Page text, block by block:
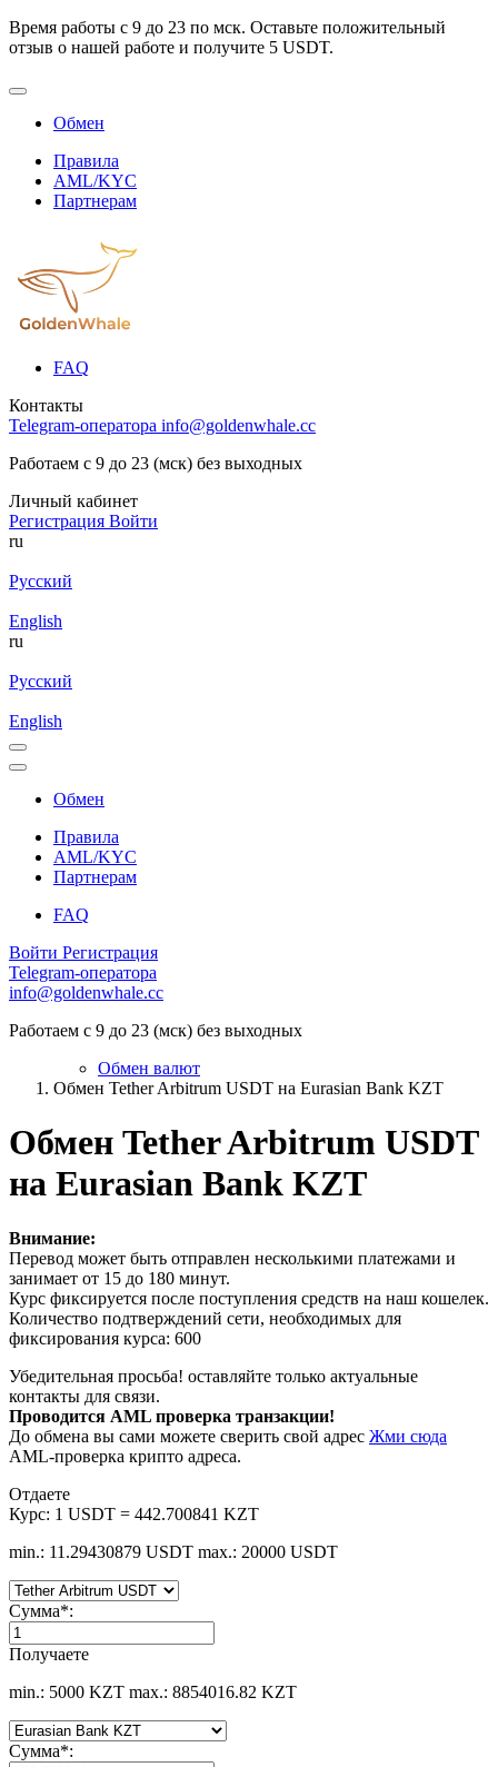
Время работы с 9 до 23 по мск. Оставьте положительный
отзыв о нашей работе и получите 5 USDT.
Обмен
Правила
AML/KYC
Партнерам
FAQ
Контакты
Telegram-оператора info@goldenwhale.cc
Работаем с 9 до 23 (мск) без выходных
Личный кабинет
Регистрация Войти
ru
Русский
English
ru
Русский
English
Обмен
Правила
AML/KYC
Партнерам
FAQ
Войти Регистрация
Telegram-оператора
info@goldenwhale.cc
Работаем с 9 до 23 (мск) без выходных
Обмен валют
Обмен Tether Arbitrum USDT на Eurasian Bank KZT
Обмен Tether Arbitrum USDT
на Eurasian Bank KZT
Внимание:
Перевод может быть отправлен несколькими платежами и
занимает от 15 до 180 минут.
Курс фиксируется после поступления средств на наш кошелек.
Количество подтверждений сети, необходимых для
фиксирования курса: 600
Убедительная просьба! оставляйте только актуальные
контакты для связи.
Проводится AML проверка транзакции!
До обмена вы сами можете сверить свой адрес Жми сюда
AML-проверка крипто адреса.
Отдаете
Курс: 1 USDT = 442.700841 KZT
min.: 11.29430879 USDT max.: 20000 USDT
Сумма*:
Получаете
min.: 5000 KZT max.: 8854016.82 KZT
Сумма*: